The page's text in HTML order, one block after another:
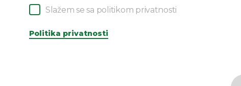
Slažem se sa politikom privatnosti
Politika privatnosti